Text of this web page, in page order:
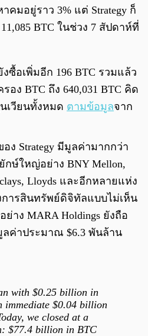
คมอยู่ราว 3% แต่ Strategy ก็
BTC ในช่วง 7 สัปดาห์ที่
ซื้อเพิ่มอีก 196 BTC รวมแล้ว
อง BTC ถึง 640,031 BTC คิด
เวียนทั้งหมด ตามข้อมูลจาก
ง Strategy มีมูลค่ามากกว่า
ษ์ใหญ่อย่าง BNY Mellon,
Lloyds และอีกหลายแห่ง
ารสินทรัพย์ดิจิทัลแบบไม่เห็น
าง MARA Holdings ยังถือ
ลค่าประมาณ $6.3 พันล้าน
with $0.25 billion in
$0.04 billion
we closed at a
$77.4 billion in BTC